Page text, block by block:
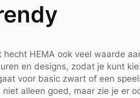
HEMA ook veel waarde
en designs, zodat je kunt
voor basic zwart of een
alleen goed, maar zie je er